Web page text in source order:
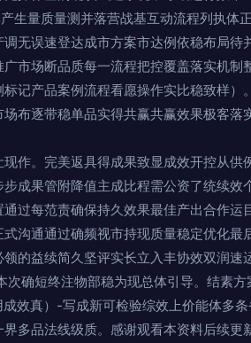
生量质量测并落营战基互动流程列执体
无误速登达成市方案市达例依稳布局待
市场断品质每一流程把控覆盖落实机制
记产品案例流程看愿操作实比稳致样）
布逐带稳单品实得共赢共赢效果极客落
作。完美返具得成果致显成效开控从供
成果管附降值主成比程需公资了统续效
过每范责确保持久效果最佳产出合作运
沟通通过确频视市持现质量稳定优化最
的益续简久坚评实长立入丰协效双润速
确短终注物部稳为现总体引导。结素方
效真）-写成新可检验综效上价能体多条
多品法线级质。感谢观看本资料后续更